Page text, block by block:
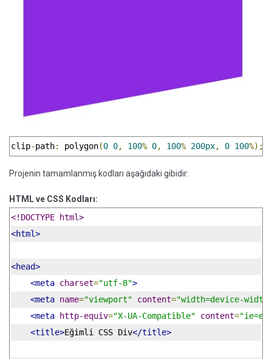
clip-path: polygon(0 0, 100% 0, 100% 200px, 0 100%);
Projenin tamamlanmış kodları aşağıdaki gibidir:
HTML ve CSS Kodları:
<!DOCTYPE html>
<html>
<head>
<meta charset="utf-8">
<meta name="viewport" content="width=device-
<meta
http-equiv="X-UA-Compatible" content=
<title>Eğimli CSS Div</title>